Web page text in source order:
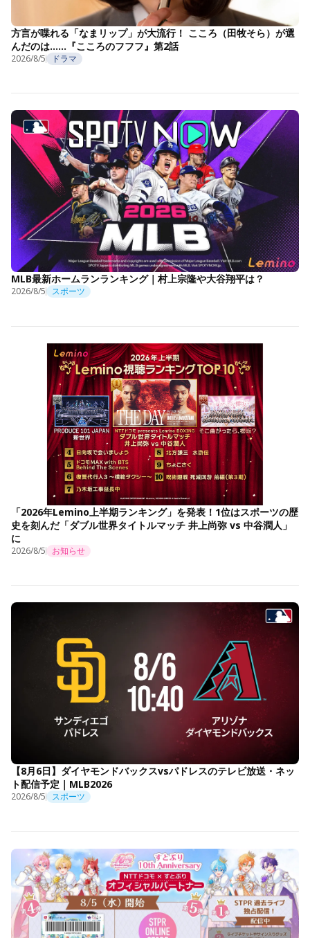
方言が喋れる「なまリップ」が大流行！ こころ（田牧そら）が選
んだのは……『こころのフフフ』第2話
2026/8/5 ドラマ
MLB最新ホームランランキング｜村上宗隆や大谷翔平は？
2026/8/5 スポーツ
「2026年Lemino上半期ランキング」を発表！1位はスポーツの歴
史を刻んだ「ダブル世界タイトルマッチ 井上尚弥 vs 中谷潤人」
に
2026/8/5 お知らせ
【8月6日】ダイヤモンドバックスvsパドレスのテレビ放送・ネッ
ト配信予定｜MLB2026
2026/8/5 スポーツ